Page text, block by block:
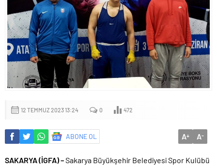
12 TEMMUZ 2023 13:24 0 472
ABONE OL A+ A-
SAKARYA (İGFA) –Sakarya Büyükşehir Belediyesi Spor Kulübü